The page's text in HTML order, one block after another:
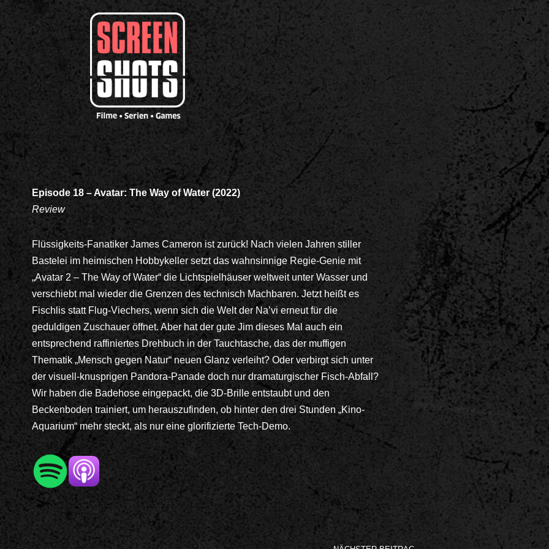
Episode 18 – Avatar: The Way of Water (2022)
Review
Flüssigkeits-Fanatiker James Cameron ist zurück! Nach vielen Jahren stiller
Bastelei im heimischen Hobbykeller setzt das wahnsinnige Regie-Genie mit
„Avatar 2 – The Way of Water“ die Lichtspielhäuser weltweit unter Wasser und
verschiebt mal wieder die Grenzen des technisch Machbaren. Jetzt heißt es
Fischlis statt Flug-Viechers, wenn sich die Welt der Na’vi erneut für die
geduldigen Zuschauer öffnet. Aber hat der gute Jim dieses Mal auch ein
entsprechend raffiniertes Drehbuch in der Tauchtasche, das der muffigen
Thematik „Mensch gegen Natur“ neuen Glanz verleiht? Oder verbirgt sich unter
der visuell-knusprigen Pandora-Panade doch nur dramaturgischer Fisch-Abfall?
Wir haben die Badehose eingepackt, die 3D-Brille entstaubt und den
Beckenboden trainiert, um herauszufinden, ob hinter den drei Stunden „Kino-
Aquarium“ mehr steckt, als nur eine glorifizierte Tech-Demo.